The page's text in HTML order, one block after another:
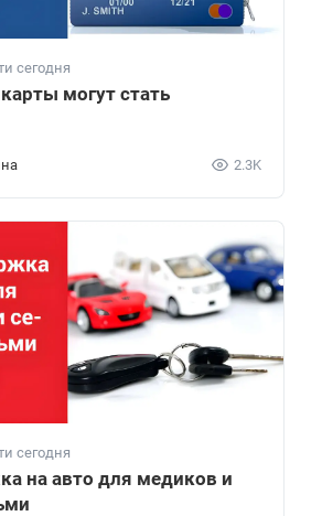
сегодня
могут стать
2.3K
сегодня
на авто для медиков и